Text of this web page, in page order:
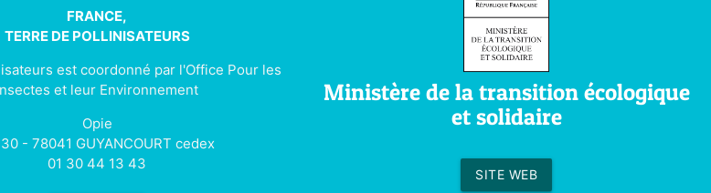
FRANCE,
TERRE DE POLLINISATEURS
est coordonné par l'Office Pour les
et leur Environnement
Opie
- 78041 GUYANCOURT cedex
01 30 44 13 43
Ministère de la transition écologique
et solidaire
SITE WEB